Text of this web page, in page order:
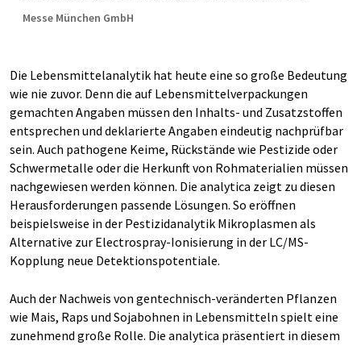
Messe München GmbH
Die Lebensmittelanalytik hat heute eine so große Bedeutung
wie nie zuvor. Denn die auf Lebensmittelverpackungen
gemachten Angaben müssen den Inhalts- und Zusatzstoffen
entsprechen und deklarierte Angaben eindeutig nachprüfbar
sein. Auch pathogene Keime, Rückstände wie Pestizide oder
Schwermetalle oder die Herkunft von Rohmaterialien müssen
nachgewiesen werden können. Die analytica zeigt zu diesen
Herausforderungen passende Lösungen. So eröffnen
beispielsweise in der Pestizidanalytik Mikroplasmen als
Alternative zur Electrospray-Ionisierung in der LC/MS-
Kopplung neue Detektionspotentiale.
Auch der Nachweis von gentechnisch-veränderten Pflanzen
wie Mais, Raps und Sojabohnen in Lebensmitteln spielt eine
zunehmend große Rolle. Die analytica präsentiert in diesem